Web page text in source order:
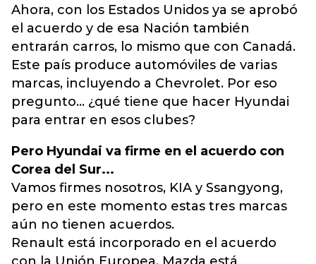
Ahora, con los Estados Unidos ya se aprobó
el acuerdo y de esa Nación también
entrarán carros, lo mismo que con Canadá.
Este país produce automóviles de varias
marcas, incluyendo a Chevrolet. Por eso
pregunto... ¿qué tiene que hacer Hyundai
para entrar en esos clubes?
Pero Hyundai va firme en el acuerdo con
Corea del Sur...
Vamos firmes nosotros, KIA y Ssangyong,
pero en este momento estas tres marcas
aún no tienen acuerdos.
Renault está incorporado en el acuerdo